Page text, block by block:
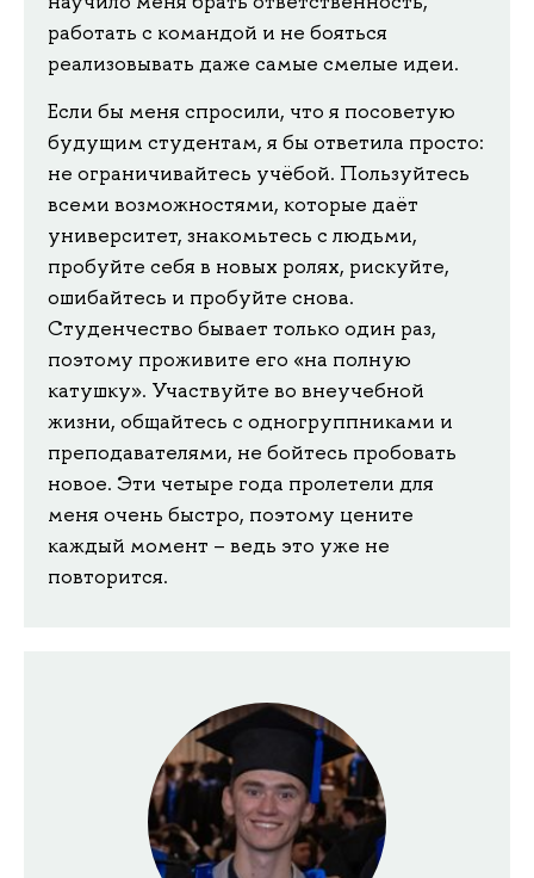
работать с командой и не бояться
реализовывать даже самые смелые идеи.
Если бы меня спросили, что я посоветую
будущим студентам, я бы ответила просто:
не ограничивайтесь учёбой. Пользуйтесь
всеми возможностями, которые даёт
университет, знакомьтесь с людьми,
пробуйте себя в новых ролях, рискуйте,
ошибайтесь и пробуйте снова.
Студенчество бывает только один раз,
поэтому проживите его «на полную
катушку». Участвуйте во внеучебной
жизни, общайтесь с одногруппниками и
преподавателями, не бойтесь пробовать
новое. Эти четыре года пролетели для
меня очень быстро, поэтому цените
каждый момент – ведь это уже не
повторится.